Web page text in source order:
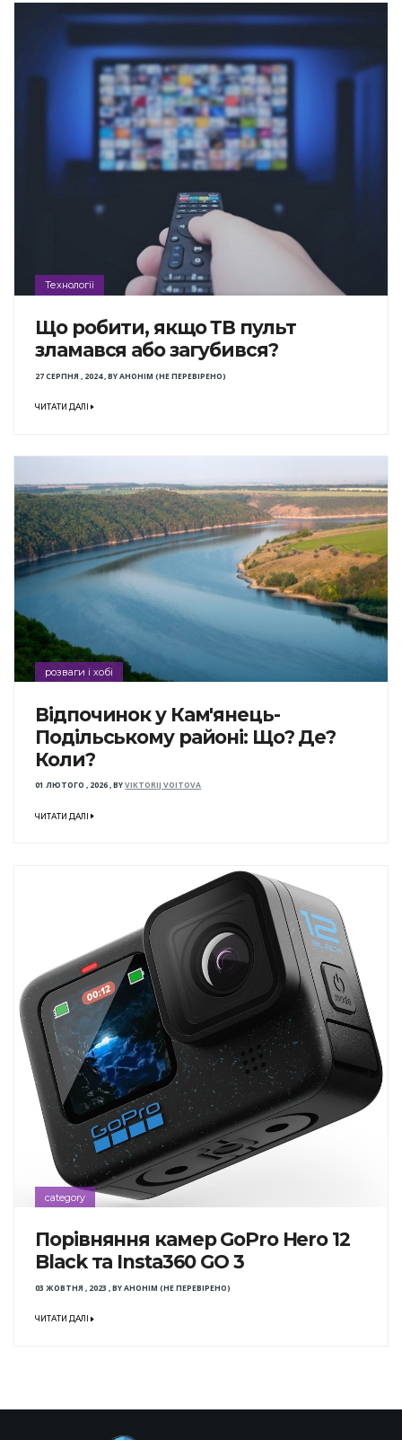
Технології
Що робити, якщо ТВ пульт
зламався або загубився?
27 СЕРПНЯ , 2024,BYАНОНІМ (НЕ ПЕРЕВІРЕНО)
ЧИТАТИ ДАЛІ
розваги і хобі
Відпочинок у Кам'янець-
Подільському районі: Що? Де?
Коли?
01 ЛЮТОГО , 2026,BYVIKTORIJ VOITOVA
ЧИТАТИ ДАЛІ
category
Порівняння камер GoPro Hero 12
Black та Insta360 GO 3
03 ЖОВТНЯ , 2023 ,BYАНОНІМ (НЕ ПЕРЕВІРЕНО)
ЧИТАТИ ДАЛІ